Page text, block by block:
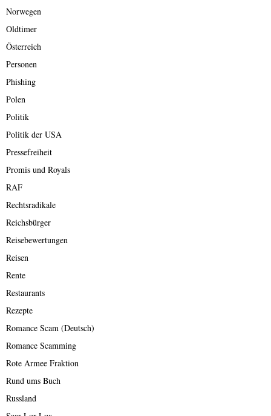
Norwegen
Oldtimer
Österreich
Personen
Phishing
Polen
Politik
Politik der USA
Pressefreiheit
Promis und Royals
RAF
Rechtsradikale
Reichsbürger
Reisebewertungen
Reisen
Rente
Restaurants
Rezepte
Romance Scam (Deutsch)
Romance Scamming
Rote Armee Fraktion
Rund ums Buch
Russland